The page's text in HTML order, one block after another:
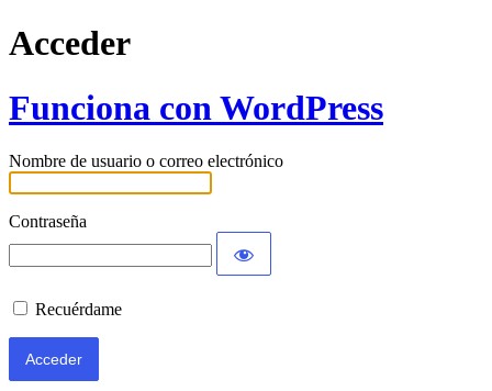
Acceder
Funciona con WordPress
Nombre de usuario o correo electrónico
Contraseña
Recuérdame